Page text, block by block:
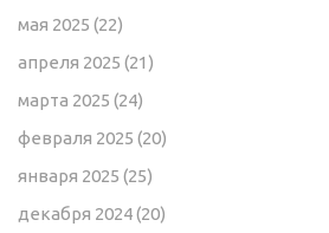
мая 2025 (22)
апреля 2025 (21)
марта 2025 (24)
февраля 2025 (20)
января 2025 (25)
декабря 2024(20)